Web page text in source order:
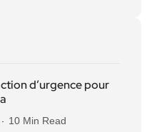
d’urgence pour
10 Min Read